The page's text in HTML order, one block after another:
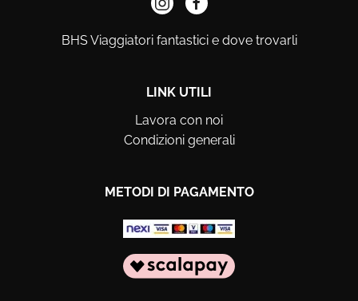
BHS Viaggiatori fantastici e dove trovarli
LINK UTILI
Lavora con noi
Condizioni generali
METODI DI PAGAMENTO